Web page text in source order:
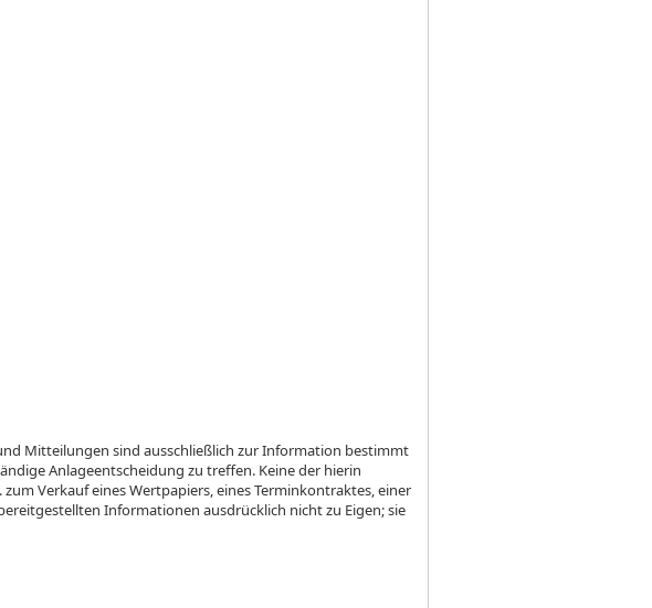
Mitteilungen sind ausschließlich zur Information bestimmt
Anlageentscheidung zu treffen. Keine der hierin
Verkauf eines Wertpapiers, eines Terminkontraktes, einer
Informationen ausdrücklich nicht zu Eigen; sie